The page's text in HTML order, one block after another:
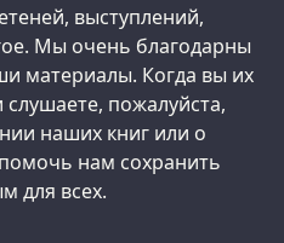
выступлений,
Мы очень благодарны
материалы. Когда вы их
слушаете, пожалуйста,
наших книг или о
нам сохранить
для всех.